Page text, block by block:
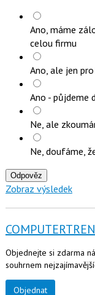
Ano, máme
celou firmu
Ano, ale jen
Ano - půjdeme
Ne, ale
Ne, doufáme,
Odpověz
Zobraz výsledek
Objednejte si zdarma
souhrnem
Objednat